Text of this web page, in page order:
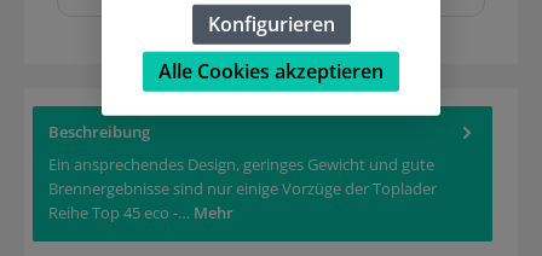
Beschreibung
Ein ansprechendes Design, geringes Gewicht und gute
Brennergebnisse sind nur einige Vorzüge der Toplader
Reihe Top 45 eco -… Mehr
Konfigurieren
Alle Cookies akzeptieren